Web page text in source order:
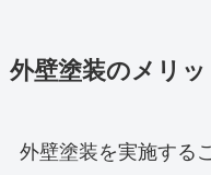
外壁塗装のメリッ
外壁塗装を実施する